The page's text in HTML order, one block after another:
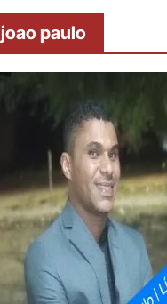
joao paulo